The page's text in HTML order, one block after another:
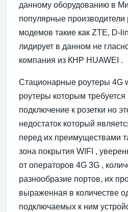
данному оборудованию в
популярные производители
модемов такие как ZTE, D-
лидирует в данном не
компания из КНР HUAWEI .
Стационарные роутеры 4G
роутеры которым требуется
подключение к розетки но
недостаток который
перед их преимуществами
зона покрытия WIFI ,
от операторов 4G 3G ,
разнообразие портов, их
выраженная в количестве
подключаемых к ним